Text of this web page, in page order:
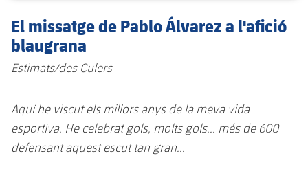
El missatge de Pablo Álvarez a l'afició
blaugrana
Estimats/des Culers
Aquí he viscut els millors anys de la meva vida
esportiva. He celebrat gols, molts gols... més de 600
defensant aquest escut tan gran...